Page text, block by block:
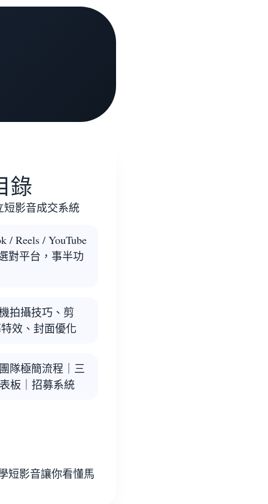
錄
影音成交系統
Reels / YouTube
對平台，事半功
拍攝技巧、剪
效、封面優化
隊極簡流程｜三
板｜招募系統
短影音讓你看懂馬